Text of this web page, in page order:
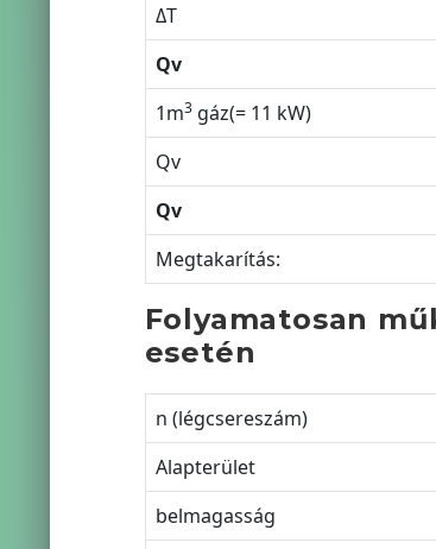
ΔT
Qv
1m3gáz(= 11 kW)
Qv
Qv
Megtakarítás:
Folyamatosan
esetén
n (légcsereszám)
Alapterület
belmagasság